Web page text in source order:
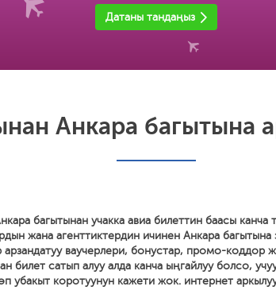
Датаны тандаңыз
Анкара багытына
багытынан учакка авиа билеттин баасы
жана агенттиктердин ичинен Анкара багытына
арзандатуу ваучерлери, бонустар, промо-коддор
билет сатып алуу алда канча ыңгайлуу болсо,
убакыт коротуунун кажети жок. интернет